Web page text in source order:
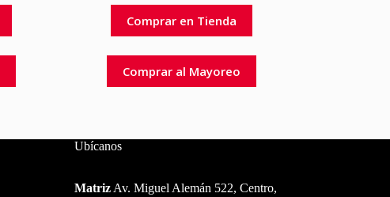
Comprar en Tienda
Comprar al Mayoreo
Ubícanos
MatrizAv. Miguel Alemán 522, Centro,